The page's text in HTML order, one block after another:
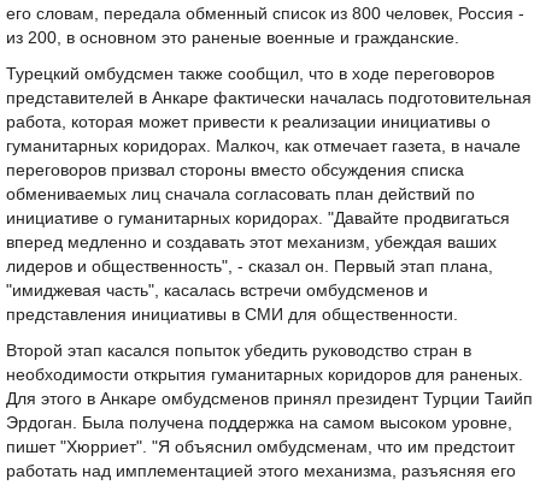
его словам, передала обменный список из 800 человек, Россия -
из 200, в основном это раненые военные и гражданские.
Турецкий омбудсмен также сообщил, что в ходе переговоров
представителей в Анкаре фактически началась подготовительная
работа, которая может привести к реализации инициативы о
гуманитарных коридорах. Малкоч, как отмечает газета, в начале
переговоров призвал стороны вместо обсуждения списка
обмениваемых лиц сначала согласовать план действий по
инициативе о гуманитарных коридорах. "Давайте продвигаться
вперед медленно и создавать этот механизм, убеждая ваших
лидеров и общественность", - сказал он. Первый этап плана,
"имиджевая часть", касалась встречи омбудсменов и
представления инициативы в СМИ для общественности.
Второй этап касался попыток убедить руководство стран в
необходимости открытия гуманитарных коридоров для раненых.
Для этого в Анкаре омбудсменов принял президент Турции Таийп
Эрдоган. Была получена поддержка на самом высоком уровне,
пишет "Хюрриет". "Я объяснил омбудсменам, что им предстоит
работать над имплементацией этого механизма, разъясняя его